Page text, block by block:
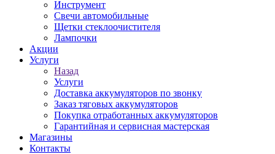
Инструмент
Свечи автомобильные
Щетки стеклоочистителя
Лампочки
Акции
Услуги
Назад
Услуги
Доставка аккумуляторов по звонку
Заказ тяговых аккумуляторов
Покупка отработанных аккумуляторов
Гарантийная и сервисная мастерская
Магазины
Контакты